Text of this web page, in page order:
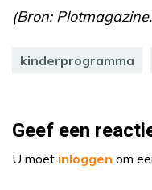
(Bron:
kinderprogramma
Geef een
U moet inloggen om